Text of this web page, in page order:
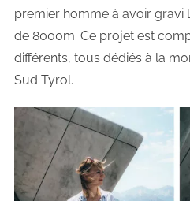
premier homme à avoir gravi
de 8000m. Ce projet est
différents, tous dédiés à la
Sud Tyrol.